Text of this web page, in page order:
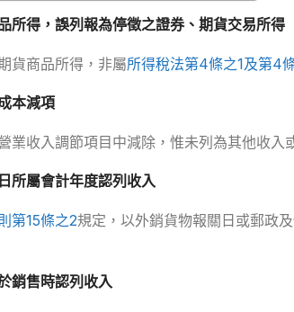
所得，誤列報為停徵之證券、期貨交易所得
貨商品所得，非屬所得稅法第4條之1及第4
本減項
業收入調節項目中減除，惟未列為其他收入
所屬會計年度認列收入
第15條之2規定，以外銷貨物報關日或郵政
銷售時認列收入